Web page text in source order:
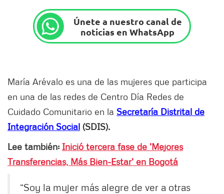
Únete a nuestro canal de
noticias en WhatsApp
María Arévalo es una de las mujeres que participa
en una de las redes de Centro Día Redes de
Cuidado Comunitario en la Secretaría Distrital de
Integración Social (SDIS).
Lee también: Inició tercera fase de 'Mejores
Transferencias, Más Bien-Estar' en Bogotá
“Soy la mujer más alegre de ver a otras